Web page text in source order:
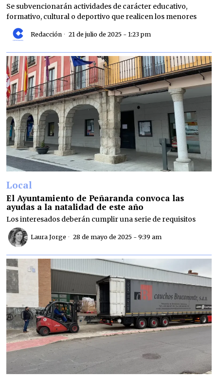
Se subvencionarán actividades de carácter educativo,
formativo, cultural o deportivo que realicen los menores
Redacción 21 de julio de 2025 - 1:23 pm
Local
El Ayuntamiento de Peñaranda convoca las
ayudas a la natalidad de este año
Los interesados deberán cumplir una serie de requisitos
Laura Jorge 28 de mayo de 2025 - 9:39 am